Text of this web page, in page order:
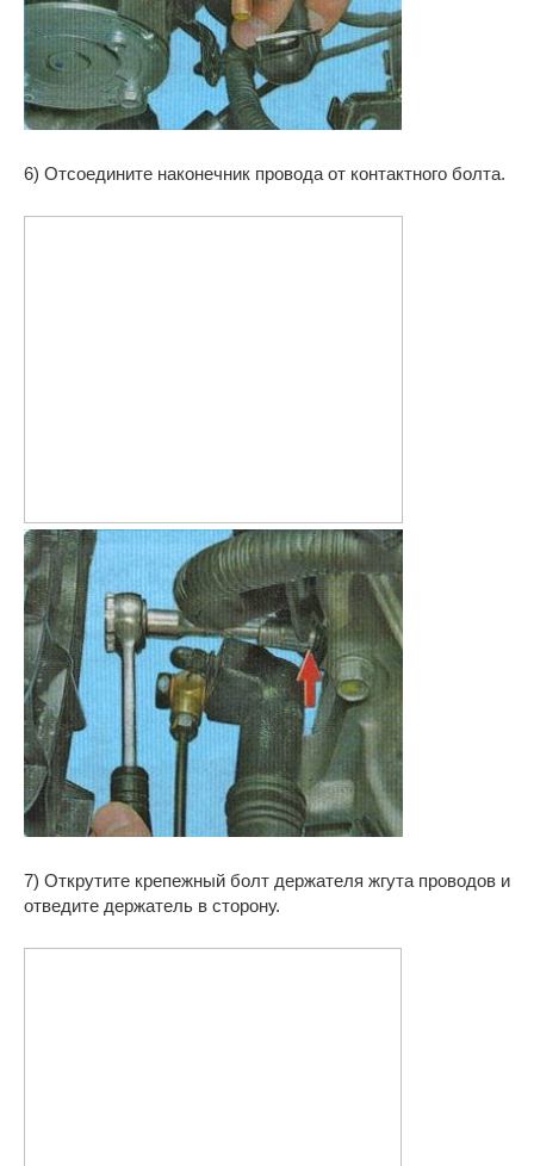
6) Отсоедините наконечник провода от контактного болта.
7) Открутите крепежный болт держателя жгута проводов и
отведите держатель в сторону.